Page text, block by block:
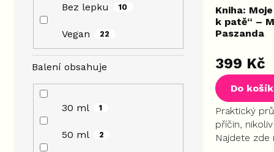
Bez lepku 10
Vegan 22
Balení obsahuje
30 ml 1
50 ml 2
Kniha:
k patě“ –
Paszanda
hodnocení
produktu
je
5,0
z
5
hvězdiček.
399 Kč
Do
Praktický
příčin,
Najdete